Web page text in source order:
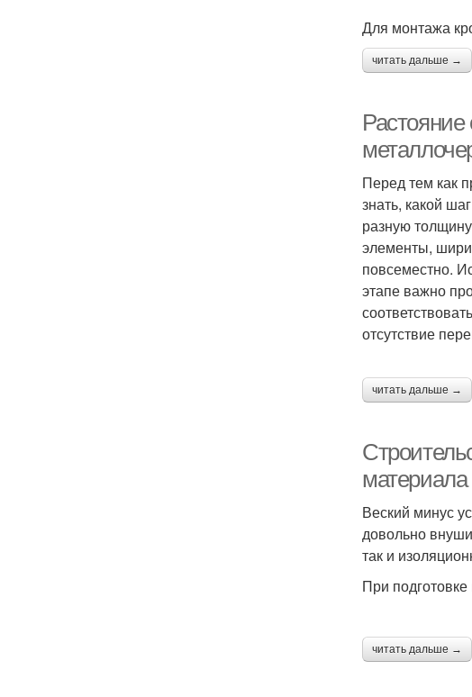
Для монтажа
читать дальше →
Перед тем как
знать, какой
разную
элементы,
повсеместно.
этапе важно
отсутствие
читать дальше →
материала
Веский минус
довольно
так и
При
читать дальше →